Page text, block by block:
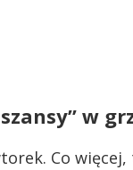
w
Co